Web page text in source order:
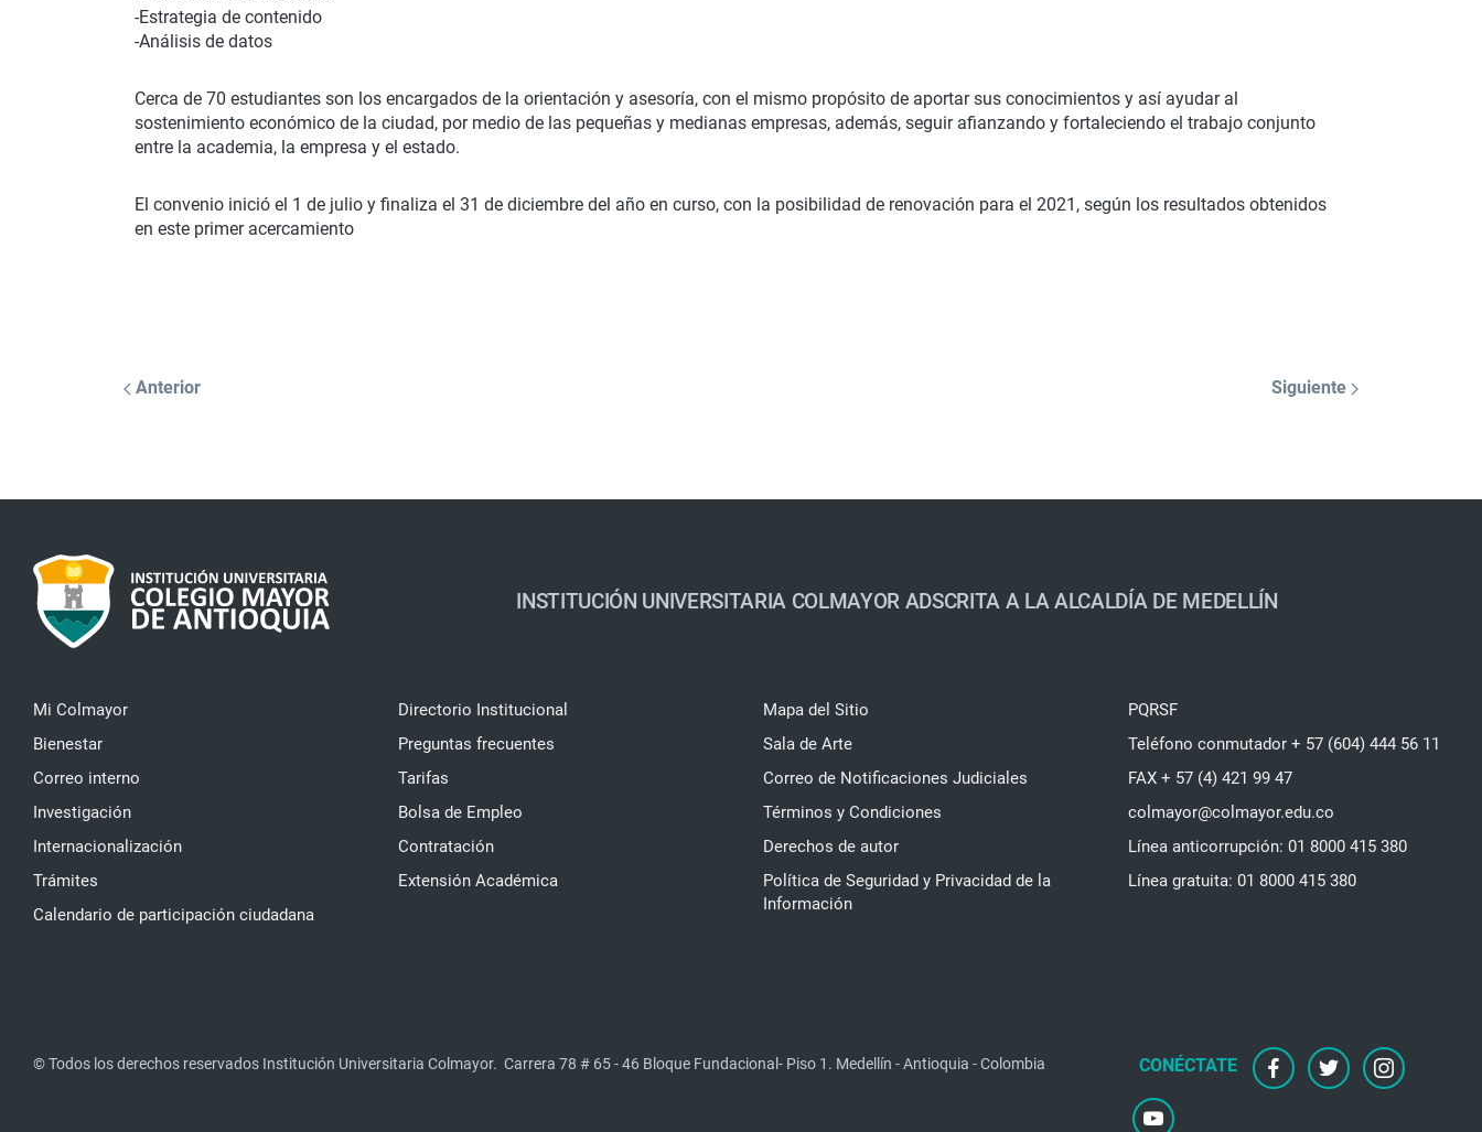
-Estrategia de contenido
-Análisis de datos
Cerca de 70 estudiantes son los encargados de la orientación y asesoría, con el mismo propósito de aportar sus conocimientos y así ayudar al
sostenimiento económico de la ciudad, por medio de las pequeñas y medianas empresas, además, seguir afianzando y fortaleciendo el trabajo conjunto
entre la academia, la empresa y el estado.
El convenio inició el 1 de julio y finaliza el 31 de diciembre del año en curso, con la posibilidad de renovación para el 2021, según los resultados obtenidos
en este primer acercamiento
Anterior Siguiente
INSTITUCIÓN UNIVERSITARIA COLMAYOR ADSCRITA A LA ALCALDÍA DE MEDELLÍN
Mi Colmayor
Bienestar
Correo interno
Investigación
Internacionalización
Trámites
Calendario de participación ciudadana
Directorio Institucional
Preguntas frecuentes
Tarifas
Bolsa de Empleo
Contratación
Extensión Académica
Mapa del Sitio
Sala de Arte
Correo de Notificaciones Judiciales
Términos y Condiciones
Derechos de autor
Política de Seguridad y Privacidad de la
Información
PQRSF
Teléfono conmutador + 57 (604) 444 56 11
FAX + 57 (4) 421 99 47
colmayor@colmayor.edu.co
Línea anticorrupción: 01 8000 415 380
Línea gratuita: 01 8000 415 380
© Todos los derechos reservados Institución Universitaria Colmayor. Carrera 78 # 65 - 46 Bloque Fundacional- Piso 1. Medellín - Antioquia - Colombia